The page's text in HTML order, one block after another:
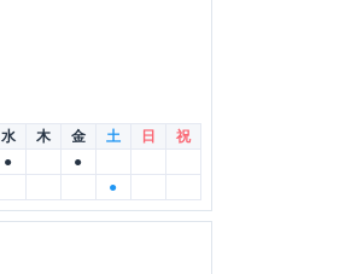
水 木 金 土 日
祝
●
●
●